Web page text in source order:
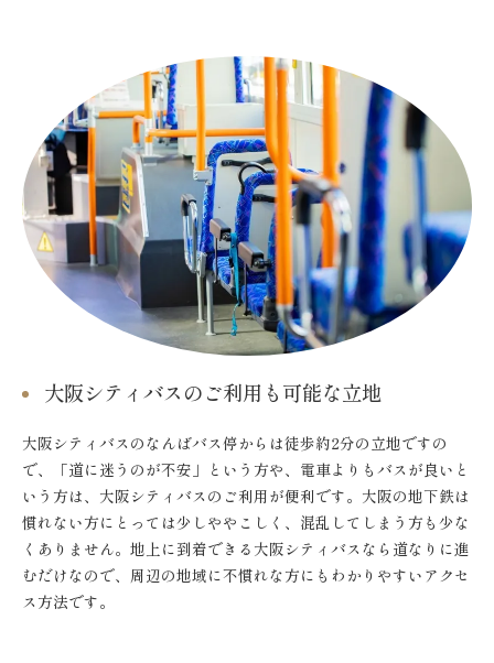
大阪シティバスのご利用も可能な立地
大阪シティバスのなんばバス停からは徒歩約2分の立地ですの
で、「道に迷うのが不安」という方や、電車よりもバスが良いと
いう方は、大阪シティバスのご利用が便利です。大阪の地下鉄は
慣れない方にとっては少しややこしく、混乱してしまう方も少な
くありません。地上に到着できる大阪シティバスなら道なりに進
むだけなので、周辺の地域に不慣れな方にもわかりやすいアクセ
ス方法です。